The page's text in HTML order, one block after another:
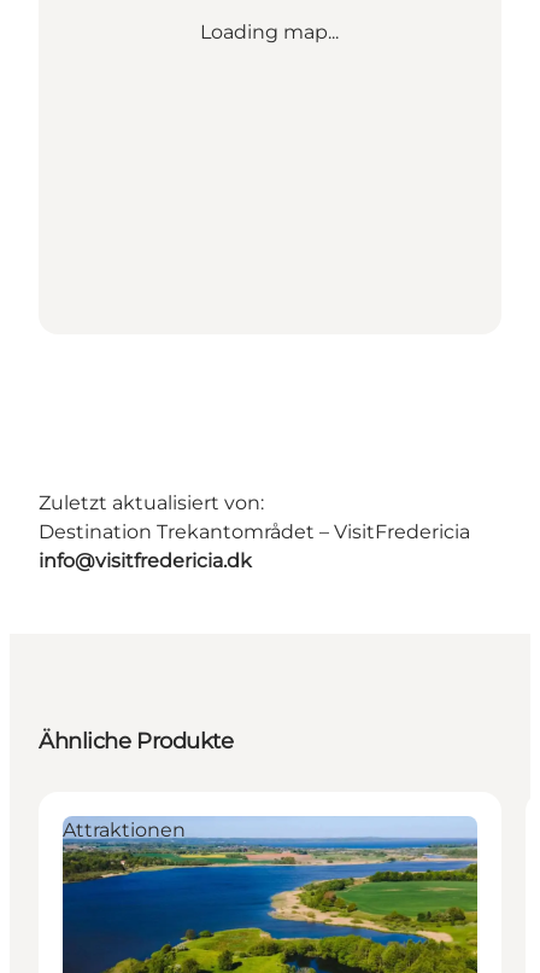
Loading map...
Zuletzt aktualisiert von:
Destination Trekantområdet – VisitFredericia
info@visitfredericia.dk
Ähnliche Produkte
Attraktionen